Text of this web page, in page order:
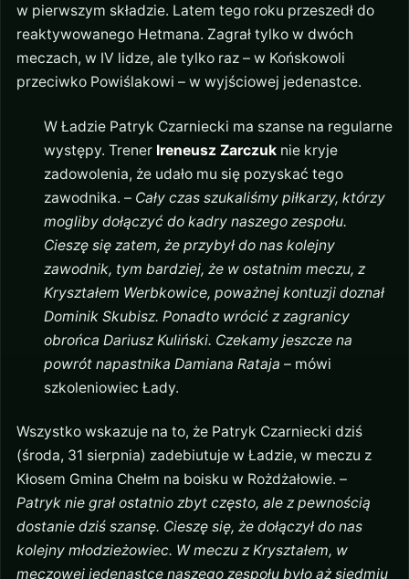
w pierwszym składzie. Latem tego roku przeszedł do
reaktywowanego Hetmana. Zagrał tylko w dwóch
meczach, w IV lidze, ale tylko raz – w Końskowoli
przeciwko Powiślakowi – w wyjściowej jedenastce.
W Ładzie Patryk Czarniecki ma szanse na regularne
występy. Trener Ireneusz Zarczuk nie kryje
zadowolenia, że udało mu się pozyskać tego
zawodnika. – Cały czas szukaliśmy piłkarzy, którzy
mogliby dołączyć do kadry naszego zespołu.
Cieszę się zatem, że przybył do nas kolejny
zawodnik, tym bardziej, że w ostatnim meczu, z
Kryształem Werbkowice, poważnej kontuzji doznał
Dominik Skubisz. Ponadto wrócić z zagranicy
obrońca Dariusz Kuliński. Czekamy jeszcze na
powrót napastnika Damiana Rataja – mówi
szkoleniowiec Łady.
Wszystko wskazuje na to, że Patryk Czarniecki dziś
(środa, 31 sierpnia) zadebiutuje w Ładzie, w meczu z
Kłosem Gmina Chełm na boisku w Rożdżałowie. –
Patryk nie grał ostatnio zbyt często, ale z pewnością
dostanie dziś szansę. Cieszę się, że dołączył do nas
kolejny młodzieżowiec. W meczu z Kryształem, w
meczowej jedenastce naszego zespołu było aż siedmiu